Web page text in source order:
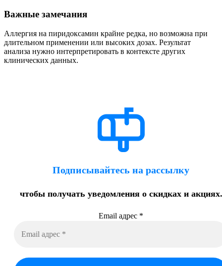
Важные замечания
Аллергия на пиридоксамин крайне редка, но возможна при
длительном применении или высоких дозах. Результат
анализа нужно интерпретировать в контексте других
клинических данных.
Подписывайтесь на рассылку
чтобы получать уведомления о скидках и акциях.
Email адрес *